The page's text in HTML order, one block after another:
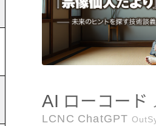
AI ローコード
LCNC ChatGPT